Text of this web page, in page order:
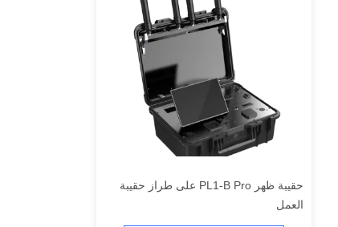
حقيبة ظهر PL1-B Pro على طراز حقيبة
العمل